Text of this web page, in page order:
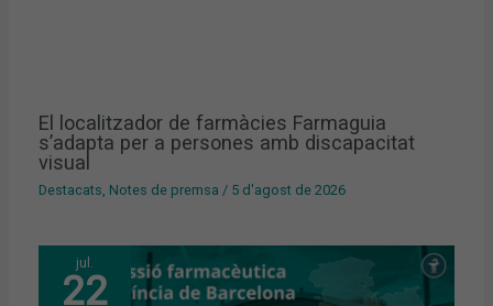
El localitzador de farmàcies Farmaguia
s’adapta per a persones amb discapacitat
visual
Destacats, Notes de premsa / 5 d'agost de 2026
jul.
22